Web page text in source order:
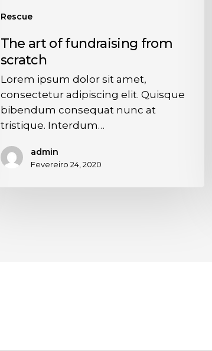
Rescue
The art of fundraising from
scratch
Lorem ipsum dolor sit amet,
consectetur adipiscing elit. Quisque
bibendum consequat nunc at
tristique. Interdum…
admin
Fevereiro 24, 2020